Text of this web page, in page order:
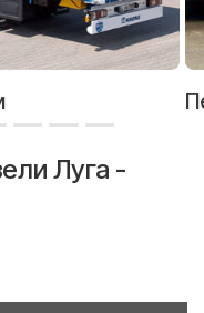
Луга -